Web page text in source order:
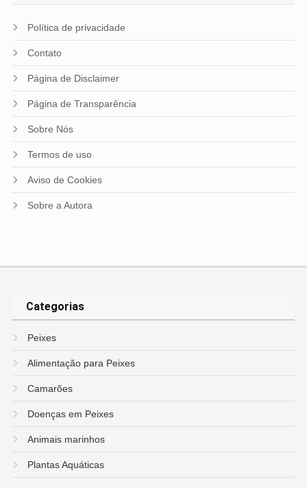
Política de privacidade
Contato
Página de Disclaimer
Página de Transparência
Sobre Nós
Termos de uso
Aviso de Cookies
Sobre a Autora
Categorias
Peixes
Alimentação para Peixes
Camarões
Doenças em Peixes
Animais marinhos
Plantas Aquáticas